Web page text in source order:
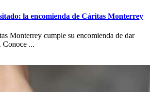
la encomienda de Cáritas Monterrey
Monterrey cumple su encomienda de dar
Conoce ...